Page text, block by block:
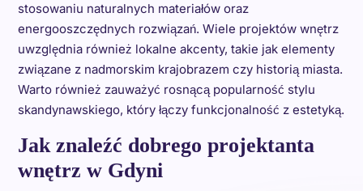
stosowaniu naturalnych materiałów oraz
energooszczędnych rozwiązań. Wiele projektów wnętrz
uwzględnia również lokalne akcenty, takie jak elementy
związane z nadmorskim krajobrazem czy historią miasta.
Warto również zauważyć rosnącą popularność stylu
skandynawskiego, który łączy funkcjonalność z estetyką.
Jak znaleźć dobrego projektanta
wnętrz w Gdyni